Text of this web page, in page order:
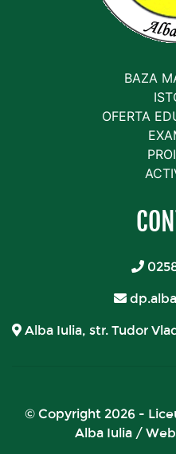
BAZA
OFERTA
Alba Iulia, str. Tudor
© Copyright 2026 -
Alba Iulia /